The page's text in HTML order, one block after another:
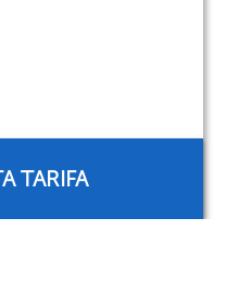
TARIFA